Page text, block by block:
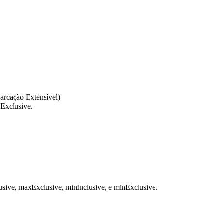
Extensível)
maxExclusive, minInclusive, e minExclusive.